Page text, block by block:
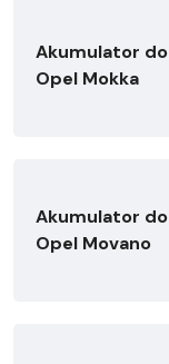
Akumulator do
Opel Mokka
Akumulator do
Opel Movano